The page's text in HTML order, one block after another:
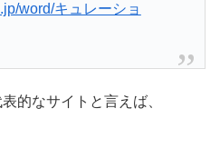
word/キュレーショ
的なサイトと言えば、